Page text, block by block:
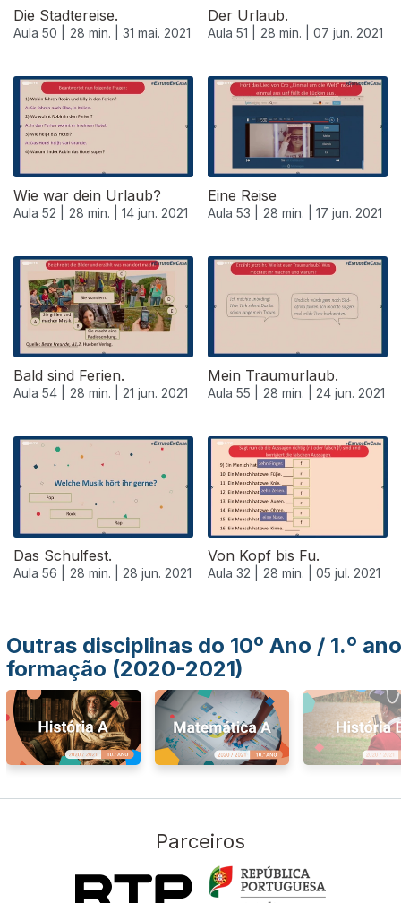
Die Stadtereise.
Aula 50 | 28 min. | 31 mai. 2021
Der Urlaub.
Aula 51 | 28 min. | 07 jun. 2021
Wie war dein Urlaub?
Aula 52 | 28 min. | 14 jun. 2021
Eine Reise
Aula 53 | 28 min. | 17 jun. 2021
Bald sind Ferien.
Aula 54 | 28 min. | 21 jun. 2021
Mein Traumurlaub.
Aula 55 | 28 min. | 24 jun. 2021
Das Schulfest.
Aula 56 | 28 min. | 28 jun. 2021
Von Kopf bis Fu.
Aula 32 | 28 min. | 05 jul. 2021
555581
Outras disciplinas do 10º Ano / 1.º ano
formação (2020-2021)
Parceiros